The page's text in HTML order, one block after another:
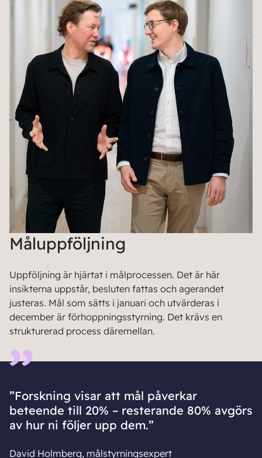
Måluppföljning
Uppföljning är hjärtat i målprocessen. Det är här
insikterna uppstår, besluten fattas och agerandet
justeras. Mål som sätts i januari och utvärderas i
december är förhoppningsstyrning. Det krävs en
strukturerad process däremellan.
”Forskning visar att mål påverkar
beteende till 20% – resterande 80% avgörs
av hur ni följer upp dem.”
David Holmberg, målstyrningsexpert